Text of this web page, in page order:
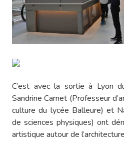
C’est avec la sortie à Lyon
Sandrine Carnet (Professeur
culture du lycée Balleure) et
de sciences physiques) ont
artistique autour de